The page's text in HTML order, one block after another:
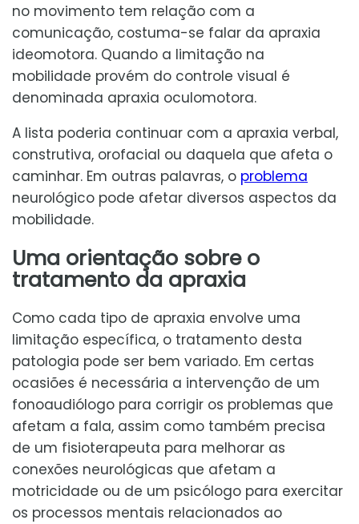
no movimento tem relação com a
comunicação, costuma-se falar da apraxia
ideomotora. Quando a limitação na
mobilidade provém do controle visual é
denominada apraxia oculomotora.
A lista poderia continuar com a apraxia verbal,
construtiva, orofacial ou daquela que afeta o
caminhar. Em outras palavras, o problema
neurológico pode afetar diversos aspectos da
mobilidade.
Uma orientação sobre o
tratamento da apraxia
Como cada tipo de apraxia envolve uma
limitação específica, o tratamento desta
patologia pode ser bem variado. Em certas
ocasiões é necessária a intervenção de um
fonoaudiólogo para corrigir os problemas que
afetam a fala, assim como também precisa
de um fisioterapeuta para melhorar as
conexões neurológicas que afetam a
motricidade ou de um psicólogo para exercitar
os processos mentais relacionados ao